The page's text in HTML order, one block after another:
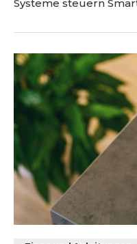
Systeme steuern
der Automationen
Google Home ist oft
Sie Android, Google
YouTube oder
Alexa ist häufig im